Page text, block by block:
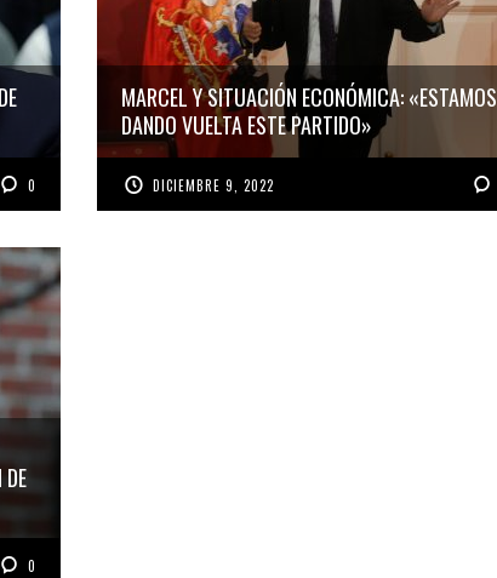
0
MARCEL Y SITUACIÓN ECONÓMICA: «ESTAMOS
DANDO VUELTA ESTE PARTIDO»
DICIEMBRE 9, 2022
0